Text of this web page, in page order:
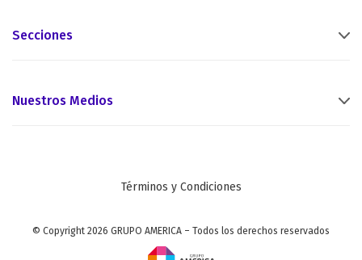
Secciones
Nuestros Medios
Términos y Condiciones
© Copyright 2026 GRUPO AMERICA – Todos los derechos reservados